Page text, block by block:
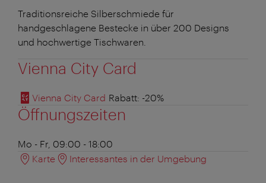
Traditionsreiche Silberschmiede für
handgeschlagene Bestecke in über 200 Designs
und hochwertige Tischwaren.
Vienna City Card
Vienna City Card Rabatt: -20%
Öffnungszeiten
Mo - Fr, 09:00 - 18:00
Karte
Interessantes in der Umgebung